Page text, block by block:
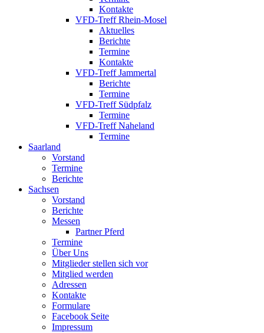
Kontakte
VFD-Treff Rhein-Mosel
Aktuelles
Berichte
Termine
Kontakte
VFD-Treff Jammertal
Berichte
Termine
VFD-Treff Südpfalz
Termine
VFD-Treff Naheland
Termine
Saarland
Vorstand
Termine
Berichte
Sachsen
Vorstand
Berichte
Messen
Partner Pferd
Termine
Über Uns
Mitglieder stellen sich vor
Mitglied werden
Adressen
Kontakte
Formulare
Facebook Seite
Impressum